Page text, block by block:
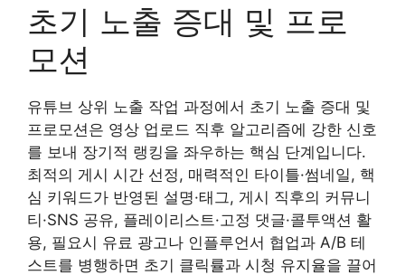
초기 노출 증대 및 프로
모션
유튜브 상위 노출 작업 과정에서 초기 노출 증대 및
프로모션은 영상 업로드 직후 알고리즘에 강한 신호
를 보내 장기적 랭킹을 좌우하는 핵심 단계입니다.
최적의 게시 시간 선정, 매력적인 타이틀·썸네일, 핵
심 키워드가 반영된 설명·태그, 게시 직후의 커뮤니
티·SNS 공유, 플레이리스트·고정 댓글·콜투액션 활
용, 필요시 유료 광고나 인플루언서 협업과 A/B 테
스트를 병행하면 초기 클릭률과 시청 유지율을 끌어